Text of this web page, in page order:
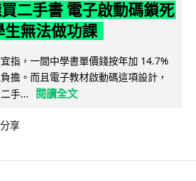
二手書 電子啟動碼鎖死
生無法做功課
指，一間中學書單價錢按年加 14.7%
擔。而且電子教材啟動碼這項設計，
手...
閱讀全文
分享